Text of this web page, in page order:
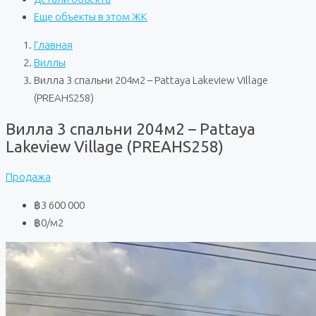
Еще объекты в этом ЖК
Главная
Виллы
Вилла 3 спальни 204м2 – Pattaya Lakeview Village
(PREAHS258)
Вилла 3 спальни 204м2 – Pattaya
Lakeview Village (PREAHS258)
Продажа
฿3 600 000
฿0/м2